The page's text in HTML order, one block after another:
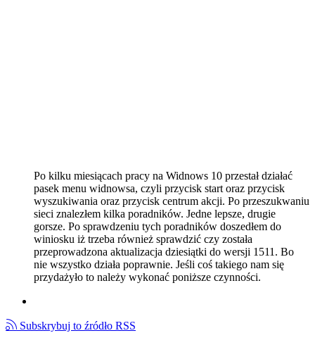
Po kilku miesiącach pracy na Widnows 10 przestał działać
pasek menu widnowsa, czyli przycisk start oraz przycisk
wyszukiwania oraz przycisk centrum akcji. Po przeszukwaniu
sieci znalezłem kilka poradników. Jedne lepsze, drugie
gorsze. Po sprawdzeniu tych poradników doszedłem do
winiosku iż trzeba również sprawdzić czy została
przeprowadzona aktualizacja dziesiątki do wersji 1511. Bo
nie wszystko działa poprawnie. Jeśli coś takiego nam się
przydażyło to należy wykonać poniższe czynności.
Subskrybuj to źródło RSS